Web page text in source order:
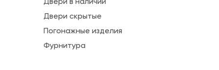
Двери в наличии
Двери скрытые
Погонажные изделия
Фурнитура